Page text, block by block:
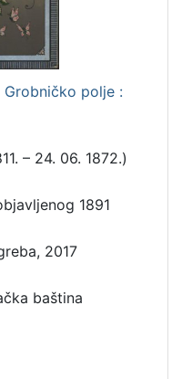
polje :
– 24. 06. 1872.)
1891
2017
baština